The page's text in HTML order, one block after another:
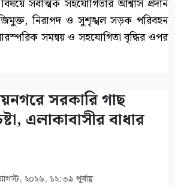
সর্বাত্মক সহযোগিতার আশ্বাস প্রদান
নিরাপদ ও সুশৃঙ্খল সড়ক পরিবহন
সমন্বয় ও সহযোগিতা বৃদ্ধির ওপর
সরকারি গাছ
এলাকাবাসীর বাধার
২০২৬, ১২:৩৯ পূর্বাহ্ণ